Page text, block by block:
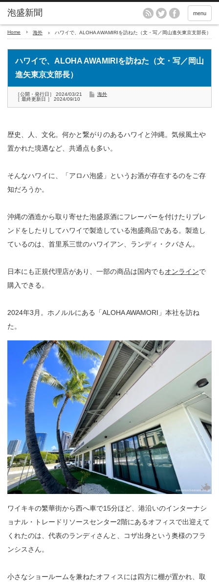
menu
Home 海外 ハワイで、ALOHA AWAMIRIを訪ねた（文・写／岡山進矢東京支部長）
ハワイで、ALOHA AWAMIRIを訪ねた（文・写／岡山
進矢東京支部長）
［公開・発行日］ 2024/03/21
［ 最終更新日 ］ 2024/09/10
海外
歴史、人、文化。何かと繋がりのあるハワイと沖縄。気候風土や
置かれた境遇など、共通点も多い。
そんなハワイに、「アロハ泡盛」というお酒が存在するのをご存
知だろうか。
沖縄の酒造から取り寄せた泡盛原酒にフレーバーを付けたりブレ
ンドをしたりしてハワイで製造している泡盛商品である。製造し
ているのは、首里系三世のハワイアン、ランディ・クバさん。
日本にも正規代理店があり、一部の商品は国内でもオンラインで
購入できる。
2024年3月。ホノルルにある「ALOHA AWAMORI」本社を訪ね
た。
ワイキキの繁華街から西へ車で15分ほど、港沿いのインターナシ
ョナル・トレードリソースセンター2階にあるオフィスで出迎えて
くれたのは、代表のランディさんと、コザ出身という奥様のフラ
ンシスさん。
小さなショールームを兼ねたオフィスには四方に棚が置かれ、取